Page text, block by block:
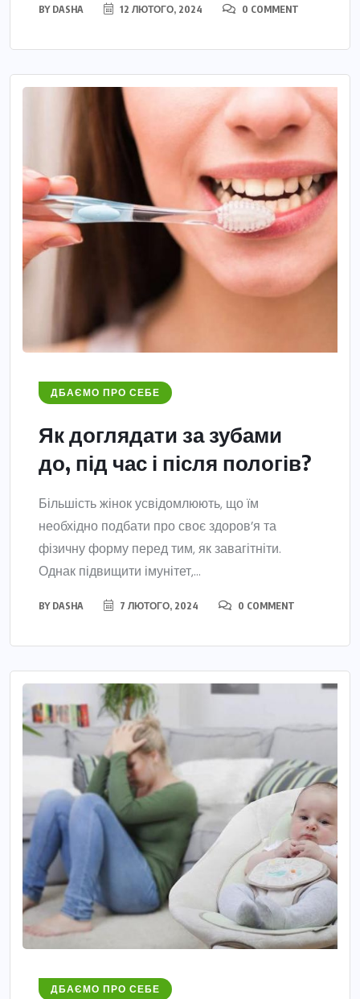
BY DASHA 12 ЛЮТОГО, 2024 0 COMMENT
ДБАЄМО ПРО СЕБЕ
Як доглядати за зубами
до, під час і після пологів?
Більшість жінок усвідомлюють, що їм
необхідно подбати про своє здоров’я та
фізичну форму перед тим, як завагітніти.
Однак підвищити імунітет,...
BY DASHA 7 ЛЮТОГО, 2024 0 COMMENT
ДБАЄМО ПРО СЕБЕ